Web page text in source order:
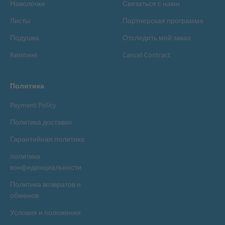
Наволочки
Листы
Подушка
Кемпинг
Связаться с нами
Партнерская программа
Отследить мой заказ
Cancel Contract
Политика
Payment Policy
Политика доставки
Гарантийная политика
политика
конфиденциальности
Политика возвратов и
обменов
Условия и положения